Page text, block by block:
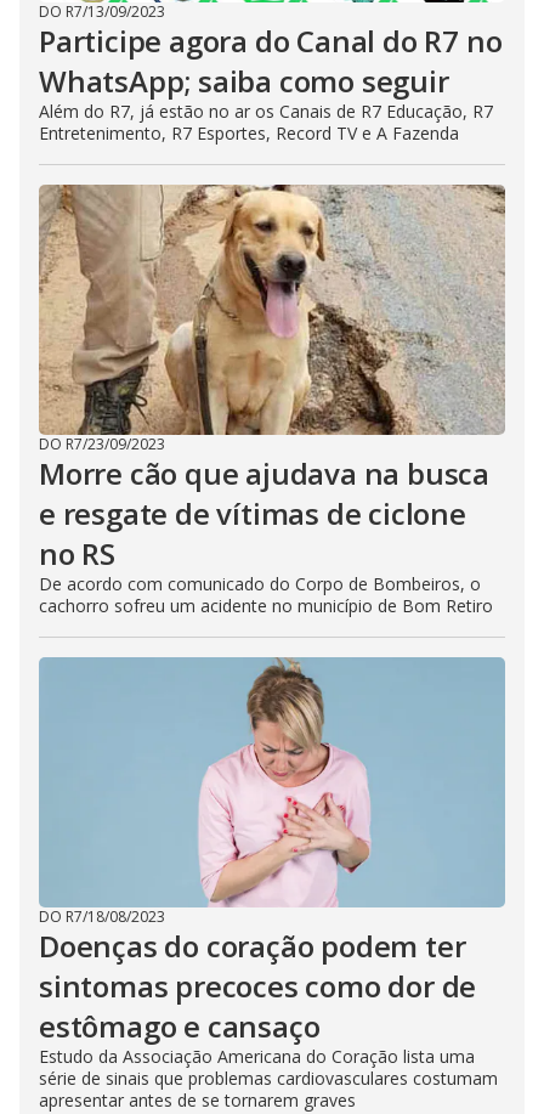
DO R7/13/09/2023
Participe agora do Canal do R7 no
WhatsApp; saiba como seguir
Além do R7, já estão no ar os Canais de R7 Educação, R7
Entretenimento, R7 Esportes, Record TV e A Fazenda
DO R7/23/09/2023
Morre cão que ajudava na busca
e resgate de vítimas de ciclone
no RS
De acordo com comunicado do Corpo de Bombeiros, o
cachorro sofreu um acidente no município de Bom Retiro
DO R7/18/08/2023
Doenças do coração podem ter
sintomas precoces como dor de
estômago e cansaço
Estudo da Associação Americana do Coração lista uma
série de sinais que problemas cardiovasculares costumam
apresentar antes de se tornarem graves